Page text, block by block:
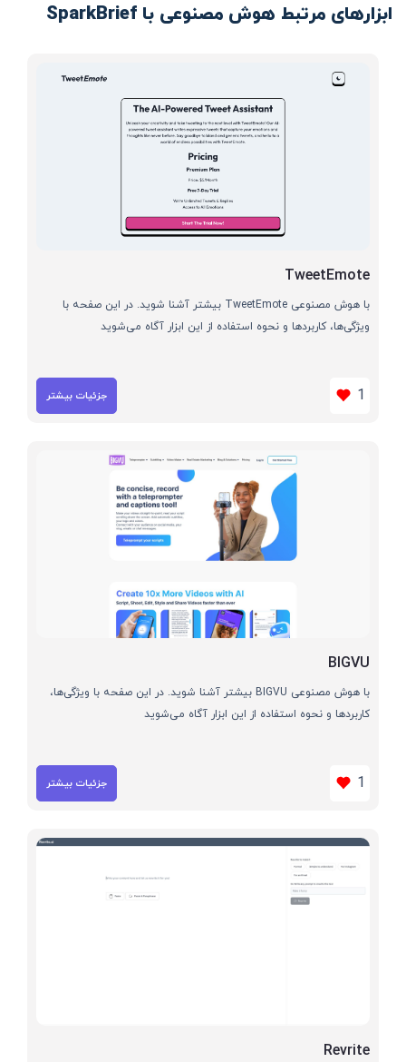
ابزارهای مرتبط هوش مصنوعی با SparkBrief
TweetEmote
با هوش مصنوعی TweetEmote بیشتر آشنا شوید. در این صفحه با
ویژگی‌ها، کاربردها و نحوه استفاده از این ابزار آگاه می‌شوید
1 جزئیات بیشتر
BIGVU
با هوش مصنوعی BIGVU بیشتر آشنا شوید. در این صفحه با ویژگی‌ها،
کاربردها و نحوه استفاده از این ابزار آگاه می‌شوید
1 جزئیات بیشتر
Revrite